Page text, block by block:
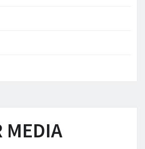
MEDIA